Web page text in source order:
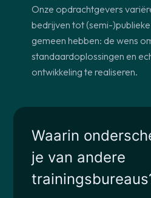
Onze opdrachtgevers
bedrijven tot (semi-
gemeen hebben: de wens
standaardoplossingen en
ontwikkeling te realiseren.
Waarin
je van andere